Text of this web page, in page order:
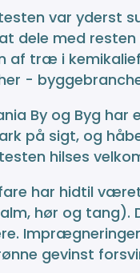
var yderst
dele med
af træ i
-
By og Byg
på sigt, og
hilses
har hidtil
hør og
gevinst